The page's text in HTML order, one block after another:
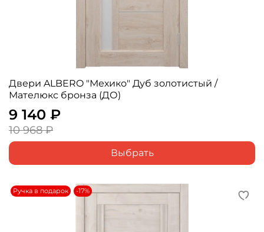
Двери ALBERO "Мехико" Дуб золотистый /
Мателюкс бронза (ДО)
9 140 ₽
10 968 ₽
Выбрать
Ручка в подарок -17%